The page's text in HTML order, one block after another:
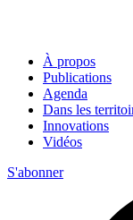
À propos
Publications
Agenda
Dans les
Innovations
Vidéos
S'abonner